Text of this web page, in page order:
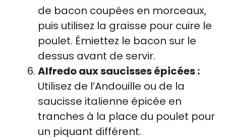
de bacon coupées en morceaux,
puis utilisez la graisse pour cuire le
poulet. Émiettez le bacon sur le
dessus avant de servir.
Alfredo aux saucisses épicées :
Utilisez de l’Andouille ou de la
saucisse italienne épicée en
tranches à la place du poulet pour
un piquant différent.